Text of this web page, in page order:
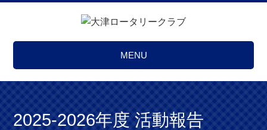
MENU
2025-2026年度 活動報告